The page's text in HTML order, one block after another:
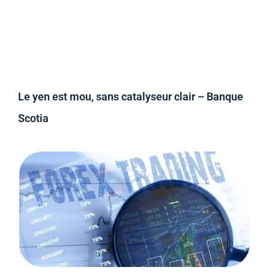
Le yen est mou, sans catalyseur clair – Banque
Scotia